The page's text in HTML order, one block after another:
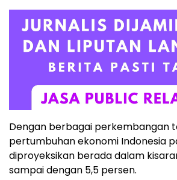
Dengan berbagai perkembangan
pertumbuhan ekonomi Indonesia
diproyeksikan berada dalam
sampai dengan 5,5 persen.